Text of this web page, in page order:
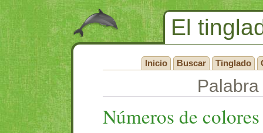
El
Inicio Buscar Tinglado
Números de colores